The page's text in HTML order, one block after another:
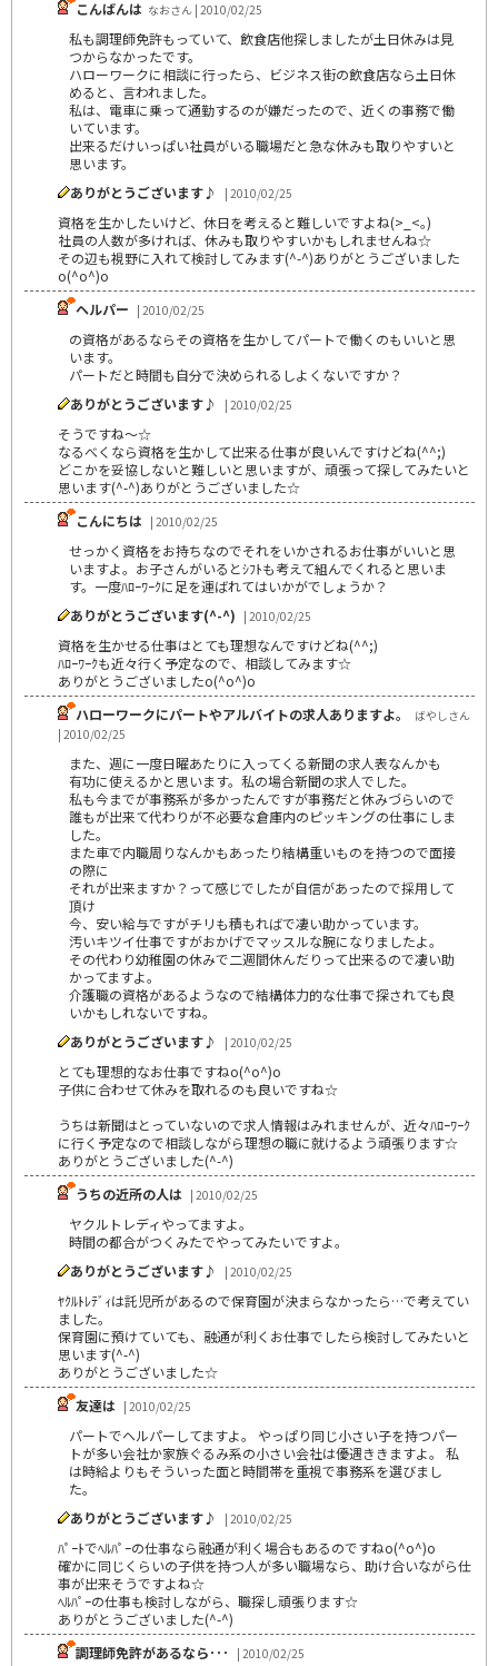
こんばんは なおさん | 2010/02/25
私も調理師免許もっていて、飲食店他探しましたが土日休みは見
つからなかったです。
ハローワークに相談に行ったら、ビジネス街の飲食店なら土日休
めると、言われました。
私は、電車に乗って通勤するのが嫌だったので、近くの事務で働
いています。
出来るだけいっぱい社員がいる職場だと急な休みも取りやすいと
思います。
ありがとうございます♪
| 2010/02/25
資格を生かしたいけど、休日を考えると難しいですよね(>_<｡)
社員の人数が多ければ、休みも取りやすいかもしれませんね☆
その辺も視野に入れて検討してみます(^-^)ありがとうございました
o(^o^)o
ヘルパー | 2010/02/25
の資格があるならその資格を生かしてパートで働くのもいいと思
います。
パートだと時間も自分で決められるしよくないですか？
ありがとうございます♪
| 2010/02/25
そうですね～☆
なるべくなら資格を生かして出来る仕事が良いんですけどね(^^;)
どこかを妥協しないと難しいと思いますが、頑張って探してみたいと
思います(^-^)ありがとうございました☆
こんにちは | 2010/02/25
せっかく資格をお持ちなのでそれをいかされるお仕事がいいと思
いますよ。お子さんがいるとｼﾌﾄも考えて組んでくれると思いま
す。一度ﾊﾛｰﾜｰｸに足を運ばれてはいかがでしょうか？
ありがとうございます(^-^) | 2010/02/25
資格を生かせる仕事はとても理想なんですけどね(^^;)
ﾊﾛｰﾜｰｸも近々行く予定なので、相談してみます☆
ありがとうございましたo(^o^)o
ハローワークにパートやアルバイトの求人ありますよ。
ばやしさん
| 2010/02/25
また、週に一度日曜あたりに入ってくる新聞の求人表なんかも
有功に使えるかと思います。私の場合新聞の求人でした。
私も今までが事務系が多かったんですが事務だと休みづらいので
誰もが出来て代わりが不必要な倉庫内のピッキングの仕事にしま
した。
また車で内職周りなんかもあったり結構重いものを持つので面接
の際に
それが出来ますか？って感じでしたが自信があったので採用して
頂け
今、安い給与ですがチリも積もればで凄い助かっています。
汚いキツイ仕事ですがおかげでマッスルな腕になりましたよ。
その代わり幼稚園の休みで二週間休んだりって出来るので凄い助
かってますよ。
介護職の資格があるようなので結構体力的な仕事で探されても良
いかもしれないですね。
ありがとうございます♪
| 2010/02/25
とても理想的なお仕事ですねo(^o^)o
子供に合わせて休みを取れるのも良いですね☆
うちは新聞はとっていないので求人情報はみれませんが、近々ﾊﾛｰﾜｰｸ
に行く予定なので相談しながら理想の職に就けるよう頑張ります☆
ありがとうございました(^-^)
うちの近所の人は | 2010/02/25
ヤクルトレディやってますよ。
時間の都合がつくみたでやってみたいですよ。
ありがとうございます♪
| 2010/02/25
ﾔｸﾙﾄﾚﾃﾞｨは託児所があるので保育園が決まらなかったら…で考えてい
ました。
保育園に預けていても、融通が利くお仕事でしたら検討してみたいと
思います(^-^)
ありがとうございました☆
友達は | 2010/02/25
パートでヘルパーしてますよ。 やっぱり同じ小さい子を持つパー
トが多い会社か家族ぐるみ系の小さい会社は優遇ききますよ。 私
は時給よりもそういった面と時間帯を重視で事務系を選びまし
た。
ありがとうございます♪
| 2010/02/25
ﾊﾟｰﾄでﾍﾙﾊﾟｰの仕事なら融通が利く場合もあるのですねo(^o^)o
確かに同じくらいの子供を持つ人が多い職場なら、助け合いながら仕
事が出来そうですよね☆
ﾍﾙﾊﾟｰの仕事も検討しながら、職探し頑張ります☆
ありがとうございました(^-^)
調理師免許があるなら･･･
| 2010/02/25